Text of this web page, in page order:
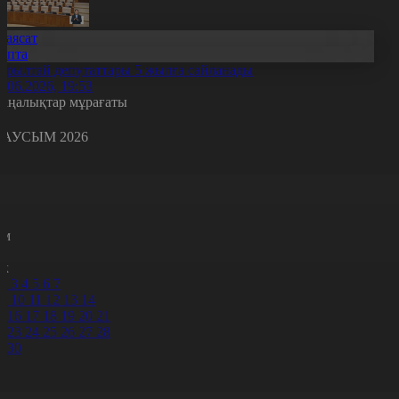
депутаттары 5 жылға сайланады
19:53
мұрағаты
2026
3 4 5 6 7
10 11 12 13 14
16 17 18 19 20 21
23 24 25 26 27 28
30